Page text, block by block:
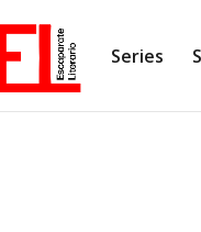
Series